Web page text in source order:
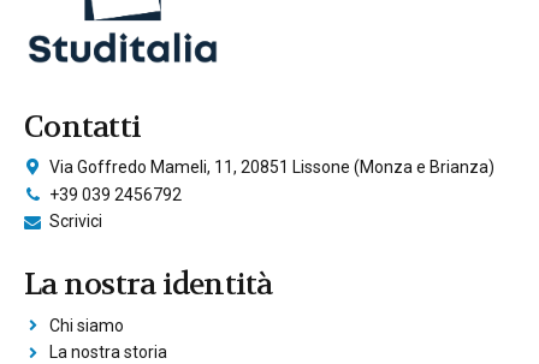
Contatti
Via Goffredo Mameli, 11, 20851 Lissone (Monza e Brianza)
+39 039 2456792
Scrivici
La nostra identità
Chi siamo
La nostra storia